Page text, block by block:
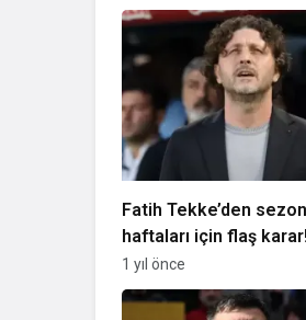
Fatih Tekke’den
haftaları için flaş karar!
1 yıl önce